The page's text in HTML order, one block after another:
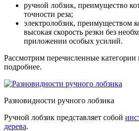
ручной лобзик, преимущество
точности реза;
электролобзик, преимуществом
высокая скорость резки без
приложении особых усилий.
Рассмотрим перечисленные категории
подробнее.
Разновидности ручного лобзика
Ручной лобзик представляет собой
дерева.